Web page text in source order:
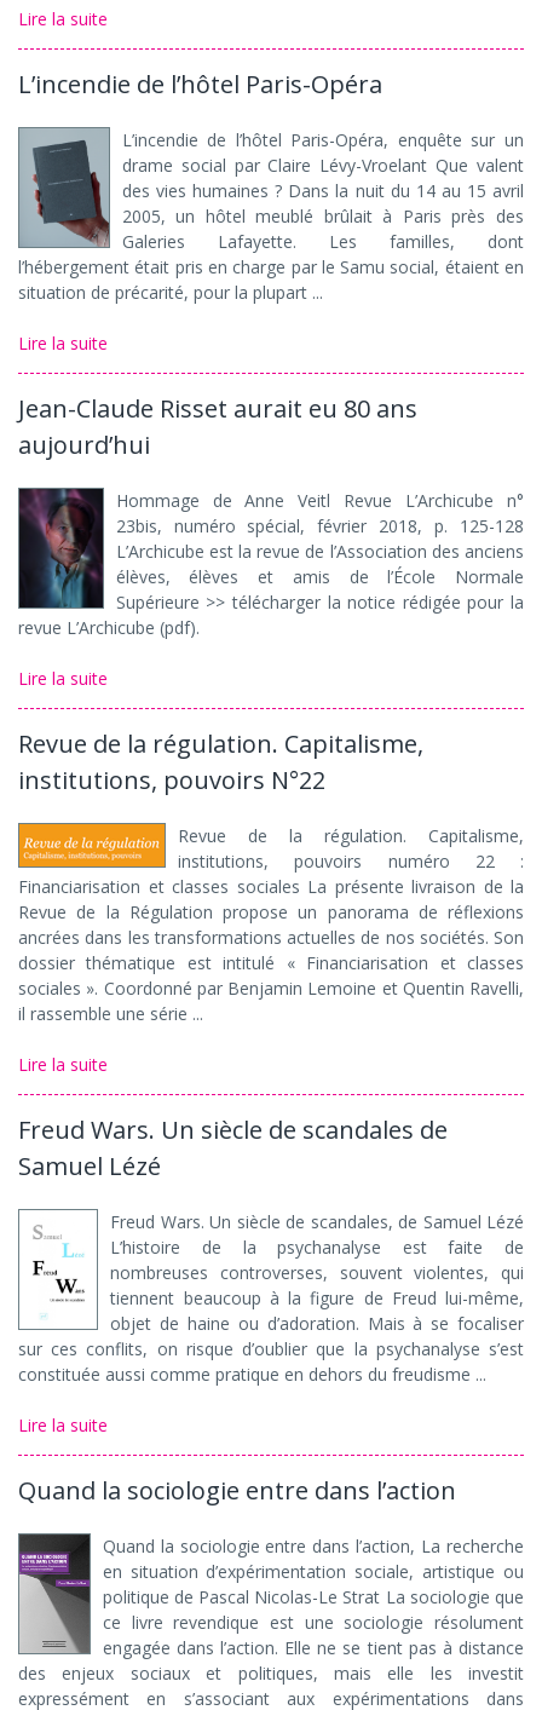
Lire la suite
L’incendie de l’hôtel Paris-Opéra
L’incendie de l’hôtel Paris-Opéra, enquête sur un
drame social par Claire Lévy-Vroelant Que valent
des vies humaines ? Dans la nuit du 14 au 15 avril
2005, un hôtel meublé brûlait à Paris près des
Galeries Lafayette. Les familles, dont
l’hébergement était pris en charge par le Samu social, étaient en
situation de précarité, pour la plupart ...
Lire la suite
Jean-Claude Risset aurait eu 80 ans
aujourd’hui
Hommage de Anne Veitl Revue L’Archicube n°
23bis, numéro spécial, février 2018, p. 125-128
L’Archicube est la revue de l’Association des anciens
élèves, élèves et amis de l’École Normale
Supérieure >> télécharger la notice rédigée pour la
revue L’Archicube (pdf).
Lire la suite
Revue de la régulation. Capitalisme,
institutions, pouvoirs N°22
Revue de la régulation. Capitalisme,
institutions, pouvoirs numéro 22 :
Financiarisation et classes sociales La présente livraison de la
Revue de la Régulation propose un panorama de réflexions
ancrées dans les transformations actuelles de nos sociétés. Son
dossier thématique est intitulé « Financiarisation et classes
sociales ». Coordonné par Benjamin Lemoine et Quentin Ravelli,
il rassemble une série ...
Lire la suite
Freud Wars. Un siècle de scandales de
Samuel Lézé
Freud Wars. Un siècle de scandales, de Samuel Lézé
L’histoire de la psychanalyse est faite de
nombreuses controverses, souvent violentes, qui
tiennent beaucoup à la figure de Freud lui-même,
objet de haine ou d’adoration. Mais à se focaliser
sur ces conflits, on risque d’oublier que la psychanalyse s’est
constituée aussi comme pratique en dehors du freudisme ...
Lire la suite
Quand la sociologie entre dans l’action
Quand la sociologie entre dans l’action, La recherche
en situation d’expérimentation sociale, artistique ou
politique de Pascal Nicolas-Le Strat La sociologie que
ce livre revendique est une sociologie résolument
engagée dans l’action. Elle ne se tient pas à distance
des enjeux sociaux et politiques, mais elle les investit
expressément en s’associant aux expérimentations dans